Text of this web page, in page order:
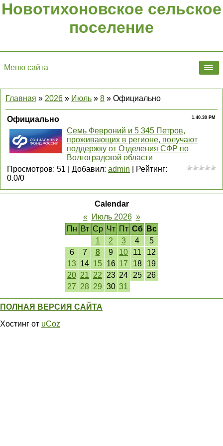
Новотихоновское сельское
поселение
Меню сайта
Главная » 2026 » Июль » 8 » Официально
1.40.30 PM
Официально
Семь Февроний и 5 345 Петров,
проживающих в регионе, получают
поддержку от Отделения СФР по
Волгоградской области
Просмотров: 51 Добавил: admin Рейтинг:
0.0/0
Calendar
«
Июль 2026 »
Пн Вт Ср Чт Пт Сб
Вс
1
2 3 4
5
6
7 8 9 10 11
12
13 14 15 16 17 18
19
20 21 22 23 24 25
26
27 28 29 30 31
ПОЛНАЯ ВЕРСИЯ САЙТА
Хостинг от uCoz